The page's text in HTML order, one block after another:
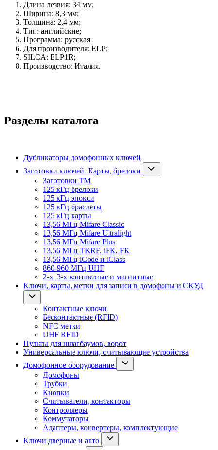
Длина лезвия: 34 мм;
Ширина: 8,3 мм;
Толщина: 2,4 мм;
Тип: английские;
Программа: русская;
Для производителя: ELP;
SILCA: ELP1R;
Производство: Италия.
Разделы каталога
Дубликаторы домофонных ключей
Заготовки ключей. Карты, брелоки
Заготовки ТМ
125 кГц брелоки
125 кГц эпокси
125 кГц браслеты
125 кГц карты
13,56 МГц Mifare Classic
13,56 МГц Mifare Ultralight
13,56 МГц Mifare Plus
13,56 МГц TKRF, iFK, FK
13,56 МГц iCode и iClass
860-960 МГц UHF
2-х, 3-х контактные и магнитные
Ключи, карты, метки для записи в домофоны и СКУД
Контактные ключи
Бесконтактные (RFID)
NFC метки
UHF RFID
Пульты для шлагбаумов, ворот
Универсальные ключи, считывающие устройства
Домофонное оборудование
Домофоны
Трубки
Кнопки
Считыватели, контакторы
Контроллеры
Коммутаторы
Адаптеры, конвертеры, комплектующие
Ключи дверные и авто